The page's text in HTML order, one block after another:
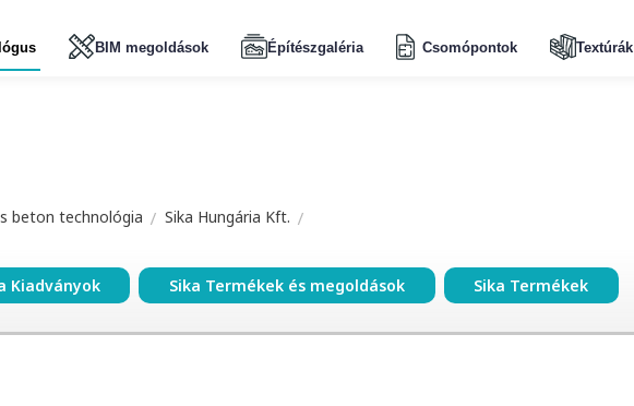
BIM megoldások Építészgaléria Csomópontok Textúrák
beton technológia Sika Hungária Kft.
Kiadványok Sika Termékek és megoldások Sika Termékek